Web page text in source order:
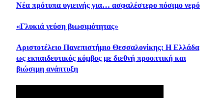
Νέα πρότυπα υγιεινής για… ασφαλέστερο πόσιμο νερό
«Γλυκιά γεύση βιωσιμότητας»
Αριστοτέλειο Πανεπιστήμιο Θεσσαλονίκης: Η Ελλάδα
ως εκπαιδευτικός κόμβος με διεθνή προοπτική και
βιώσιμη ανάπτυξη